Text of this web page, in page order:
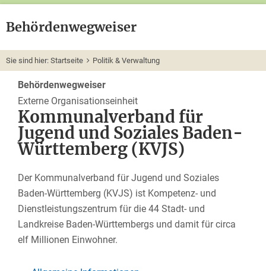
Behördenwegweiser
Sie sind hier: Startseite Politik & Verwaltung
Behördenwegweiser
Externe Organisationseinheit
Kommunalverband für
Jugend und Soziales Baden-
Württemberg (KVJS)
Der Kommunalverband für Jugend und Soziales
Baden-Württemberg (KVJS) ist Kompetenz- und
Dienstleistungszentrum für die 44 Stadt- und
Landkreise Baden-Württembergs und damit für circa
elf Millionen Einwohner.